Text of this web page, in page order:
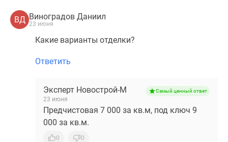
ВД Виноградов Даниил
23 июня
Какие варианты отделки?
Ответить
Эксперт Новострой-М
23 июня
Самый ценный ответ
Предчистовая 7 000 за кв.м, под ключ 9
000 за кв.м.
0 0